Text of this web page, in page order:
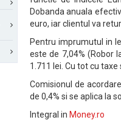
Dobanda anuala
euro, iar clientul va
Pentru imprumutul in
este de 7,04% (Robor
1.711 lei. Cu tot cu
Comisionul de
de 0,4% si se aplica la
Integral in Money.ro